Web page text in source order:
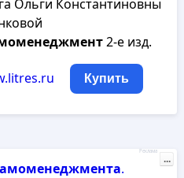
Ольги Константиновны
2-е изд.
Купить
.
Реклама
...